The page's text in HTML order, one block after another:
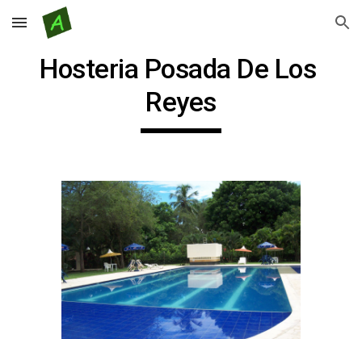
Skip to main content Skip to navigation
Hosteria Posada De Los
Reyes